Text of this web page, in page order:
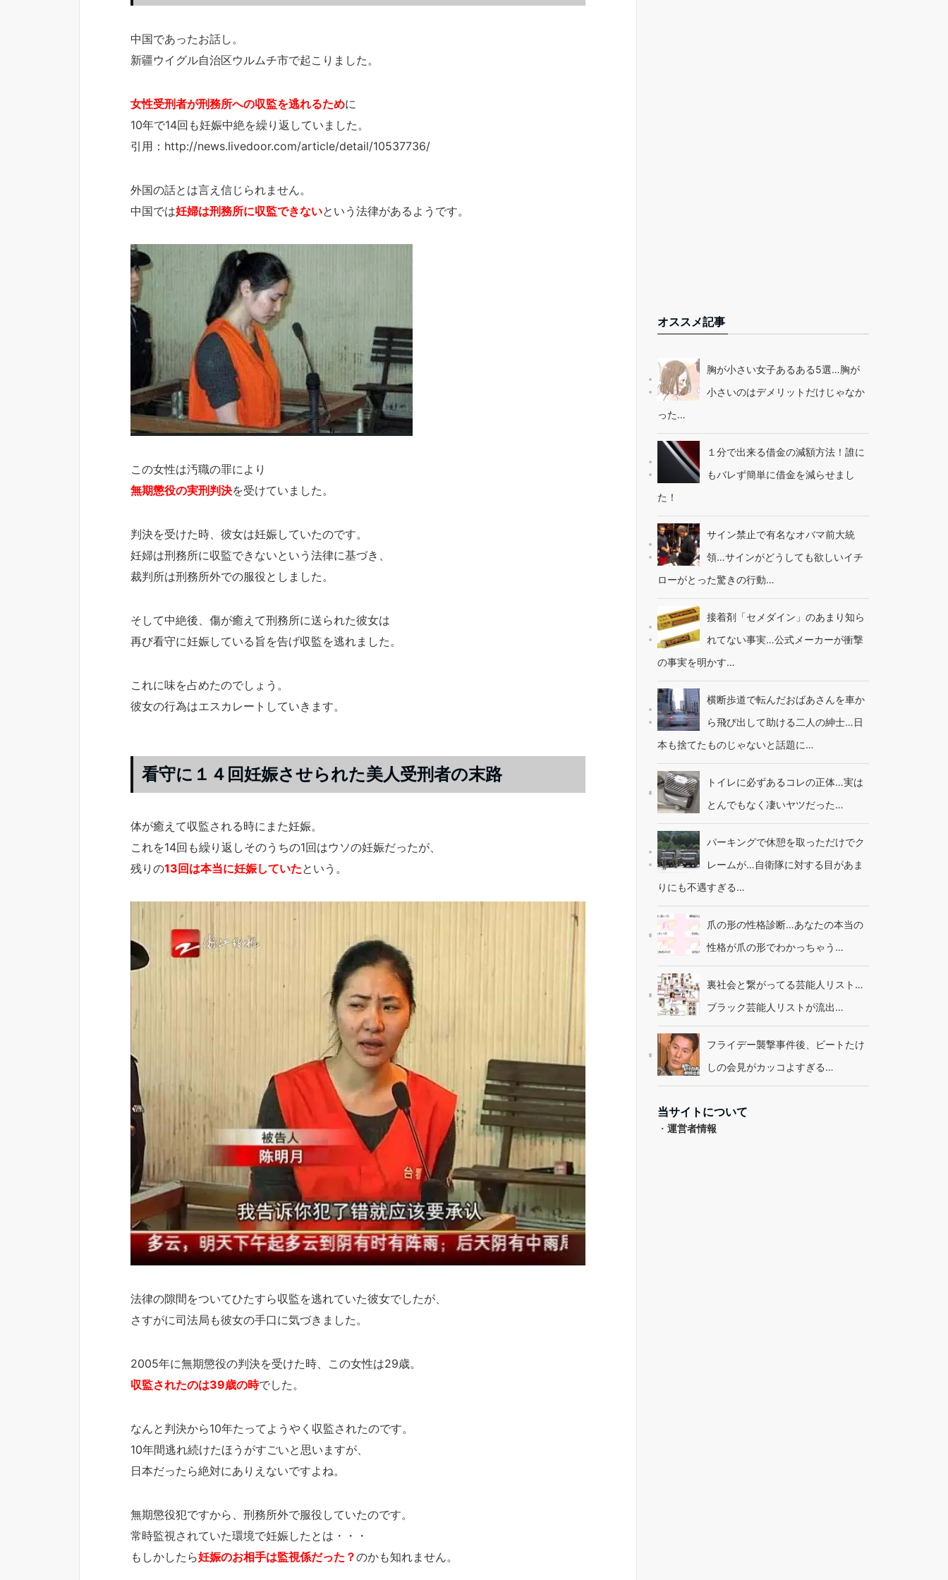
中国であったお話し。
新疆ウイグル自治区ウルムチ市で起こりました。
女性受刑者が刑務所への収監を逃れるために
10年で14回も妊娠中絶を繰り返していました。
引用：http://news.livedoor.com/article/detail/10537736/
外国の話とは言え信じられません。
中国では妊婦は刑務所に収監できないという法律があるようです。
この女性は汚職の罪により
無期懲役の実刑判決を受けていました。
判決を受けた時、彼女は妊娠していたのです。
妊婦は刑務所に収監できないという法律に基づき、
裁判所は刑務所外での服役としました。
そして中絶後、傷が癒えて刑務所に送られた彼女は
再び看守に妊娠している旨を告げ収監を逃れました。
これに味を占めたのでしょう。
彼女の行為はエスカレートしていきます。
看守に１４回妊娠させられた美人受刑者の末路
体が癒えて収監される時にまた妊娠。
これを14回も繰り返しそのうちの1回はウソの妊娠だったが、
残りの13回は本当に妊娠していたという。
法律の隙間をついてひたすら収監を逃れていた彼女でしたが、
さすがに司法局も彼女の手口に気づきました。
2005年に無期懲役の判決を受けた時、この女性は29歳。
収監されたのは39歳の時でした。
なんと判決から10年たってようやく収監されたのです。
10年間逃れ続けたほうがすごいと思いますが、
日本だったら絶対にありえないですよね。
無期懲役犯ですから、刑務所外で服役していたのです。
常時監視されていた環境で妊娠したとは・・・
もしかしたら妊娠のお相手は監視係だった？のかも知れません。
オススメ記事
胸が小さい女子あるある5選…胸が
小さいのはデメリットだけじゃなか
った…
１分で出来る借金の減額方法！誰に
もバレず簡単に借金を減らせまし
た！
サイン禁止で有名なオバマ前大統
領…サインがどうしても欲しいイチ
ローがとった驚きの行動…
接着剤「セメダイン」のあまり知ら
れてない事実…公式メーカーが衝撃
の事実を明かす…
横断歩道で転んだおばあさんを車か
ら飛び出して助ける二人の紳士…日
本も捨てたものじゃないと話題に…
トイレに必ずあるコレの正体…実は
とんでもなく凄いヤツだった…
パーキングで休憩を取っただけでク
レームが…自衛隊に対する目があま
りにも不遇すぎる…
爪の形の性格診断…あなたの本当の
性格が爪の形でわかっちゃう…
裏社会と繋がってる芸能人リスト…
ブラック芸能人リストが流出…
フライデー襲撃事件後、ビートたけ
しの会見がカッコよすぎる…
当サイトについて
・ 運営者情報